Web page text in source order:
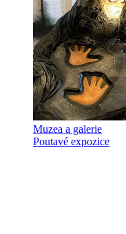
Muzea a galerie
Poutavé expozice